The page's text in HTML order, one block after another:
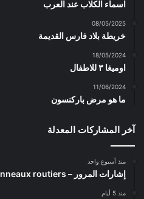
اسماء الكلاب عند العرب
08/05/2025
خريطة بلاد فارس القديمة
18/05/2024
اوميغا ٣ للاطفال
11/06/2024
ما هو مرض باركنسون
آخر المشاركات المعدلة
منذ أسبوع واحد
إشارات المرور – Les panneaux routiers
منذ 5 أيام